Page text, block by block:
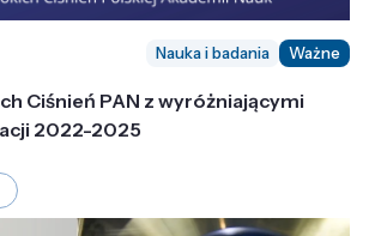
Nauka i badania Ważne
Ciśnień PAN z wyróżniającymi
2022-2025